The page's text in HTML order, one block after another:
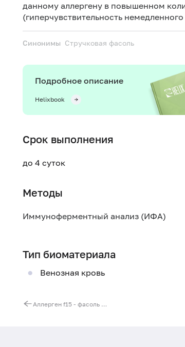
данному аллергену в повышенном
(гиперчувствительность
Синонимы Стручковая фасоль
Подробное описание
Helixbook
Срок выполнения
до 4 суток
Методы
Иммуноферментный анализ (ИФА)
Тип биоматериала
Венозная кровь
Аллерген f15 - фасоль белая, IgE